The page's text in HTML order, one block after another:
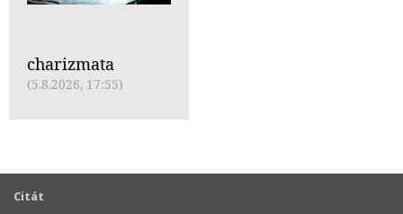
charizmata
(5.8.2026, 17:55)
Citát